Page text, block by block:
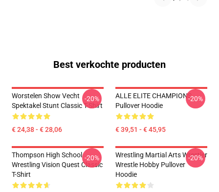
Best verkochte producten
Worstelen Show Vecht
Spektakel Stunt Classic T-Shirt
€ 24,38 - € 28,06
-20%
ALLE ELITE CHAMPIONS
Pullover Hoodie
€ 39,51 - € 45,95
-20%
Thompson High School
Wrestling Vision Quest Classic
T-Shirt
-20%
Wrestling Martial Arts Wrestler
Wrestle Hobby Pullover
Hoodie
-20%